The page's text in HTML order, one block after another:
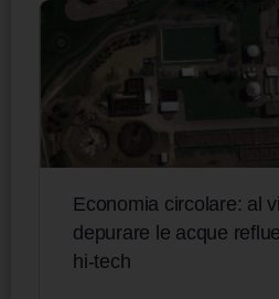
Economia circolare: al
depurare le acque
hi-tech